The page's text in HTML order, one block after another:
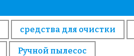
средства для очистки
Ручной пылесос